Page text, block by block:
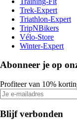
Trek-Expert
Triathlon-Expert
TripNBikers
Vélo-Store
Winter-Expert
Abonneer je op
Profiteer van 10%
Blijf verbonden